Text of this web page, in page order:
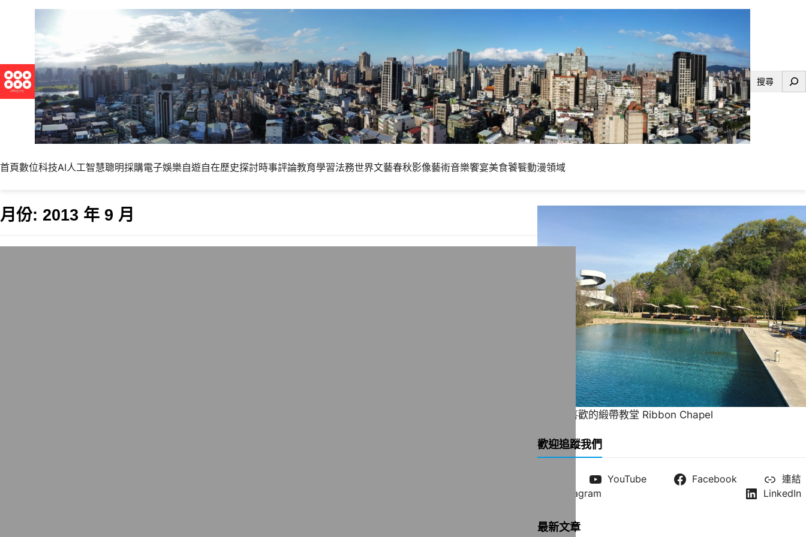
搜
首頁數位科技AI人工智慧聰明採購電子娛樂自遊自在歷史探討時事評論教育學習法務世界文藝春秋影像藝術音樂饗宴美食饕餮動漫領域
月份: 2013 年 9 月
一直很喜歡的緞帶教堂 Ribbon Chapel
歡迎追蹤我們
YouTube Facebook
連結
Instagram
LinkedIn
最新文章